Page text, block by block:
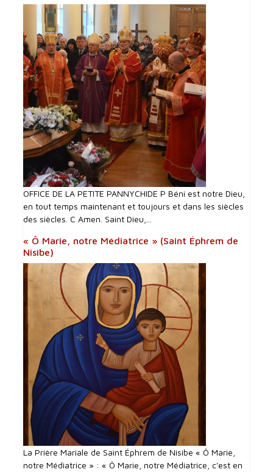
OFFICE DE LA PETITE PANNYCHIDE P Béni est notre Dieu,
en tout temps maintenant et toujours et dans les siècles
des siècles. C Amen. Saint Dieu,...
« Ô Marie, notre Médiatrice » (Saint Éphrem de
Nisibe)
La Prière Mariale de Saint Éphrem de Nisibe « Ô Marie,
notre Médiatrice » : « Ô Marie, notre Médiatrice, c'est en